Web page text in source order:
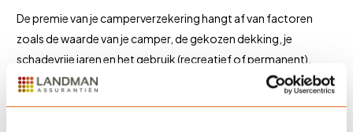
De premie van je camperverzekering hangt af van factoren
zoals de waarde van je camper, de gekozen dekking, je
schadevrije jaren en het gebruik (recreatief of permanent).
Onze adviseurs maken graag een persoonlijke berekening,
zodat je nooit te veel betaalt en optimaal verzekerd bent.